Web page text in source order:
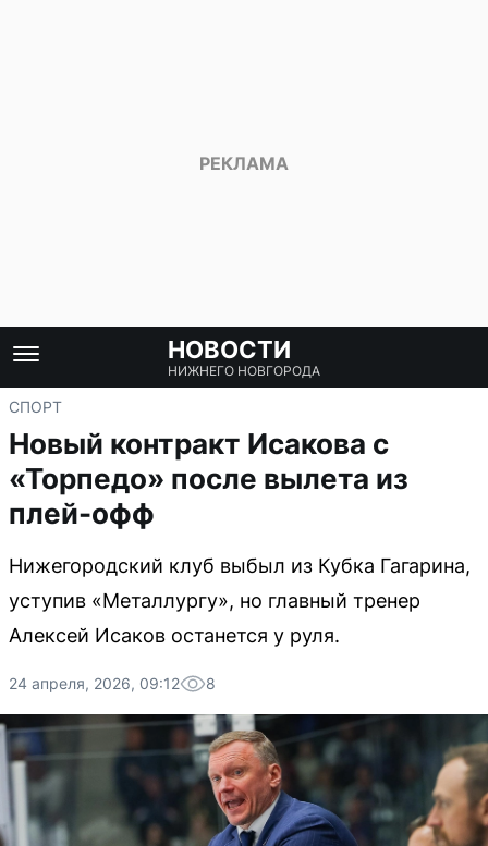
НОВОСТИ
НИЖНЕГО НОВГОРОДА
СПОРТ
Новый контракт Исакова с
«Торпедо» после вылета из
плей-офф
Нижегородский клуб выбыл из Кубка Гагарина,
уступив «Металлургу», но главный тренер
Алексей Исаков останется у руля.
24 апреля, 2026, 09:12 8